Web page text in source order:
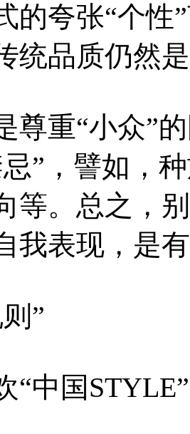
的夸张“个性
统品质仍然
尊重“小众”
”，譬如，
等。总之，
我表现，是
”
“中国